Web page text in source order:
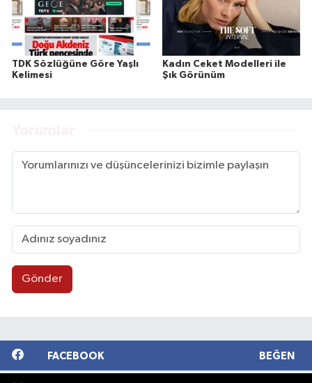
TDK Sözlüğüne Göre Yaşlı
Kelimesi
Kadın Ceket Modelleri ile
Şık Görünüm
Gönder
FACEBOOK BEĞEN